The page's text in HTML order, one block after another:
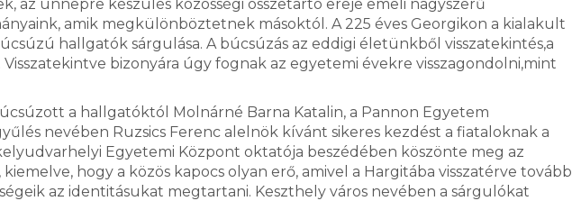
az ünnepre készülés közösségi összetartó ereje emeli nagyszerű
amik megkülönböztetnek másoktól. A 225 éves Georgikon a kialakult
hallgatók sárgulása. A búcsúzás az eddigi életünkből visszatekintés,a
bizonyára úgy fognak az egyetemi évekre visszagondolni,mint
a hallgatóktól Molnárné Barna Katalin, a Pannon Egyetem
nevében Ruzsics Ferenc alelnök kívánt sikeres kezdést a fiataloknak a
Egyetemi Központ oktatója beszédében köszönte meg az
hogy a közös kapocs olyan erő, amivel a Hargitába visszatérve tovább
az identitásukat megtartani. Keszthely város nevében a sárgulókat